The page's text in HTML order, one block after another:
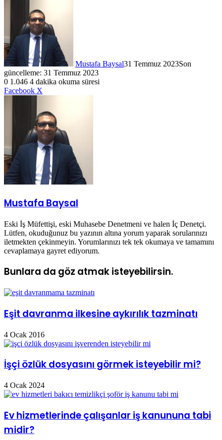
Mustafa Baysal31 Temmuz 2023Son
güncelleme: 31 Temmuz 2023
0 1.046 4 dakika okuma süresi
Facebook X
paylaş
Mustafa Baysal
Eski İş Müfettişi, eski Muhasebe Denetmeni ve halen İç Denetçi.
Lütfen, okuduğunuz bu yazının altına yorum yaparak sorularınızı
iletmekten çekinmeyin. Yorumlarınızı tek tek okumaya ve tamamını
cevaplamaya gayret ediyorum.
Bunlara da göz atmak isteyebilirsin.
Eşit davranma ilkesine aykırılık tazminatı
4 Ocak 2016
İşçi özlük dosyasını görmek isteyebilir mi?
4 Ocak 2024
Ev hizmetlerinde çalışanlar iş kanununa tabi
midir?